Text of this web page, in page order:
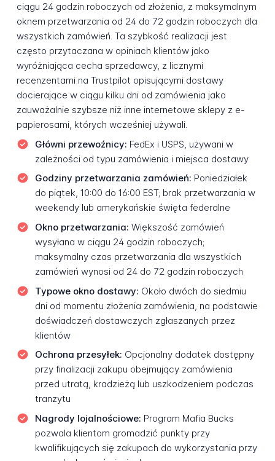
ciągu 24 godzin roboczych od złożenia, z maksymalnym
oknem przetwarzania od 24 do 72 godzin roboczych dla
wszystkich zamówień. Ta szybkość realizacji jest
często przytaczana w opiniach klientów jako
wyróżniająca cecha sprzedawcy, z licznymi
recenzentami na Trustpilot opisującymi dostawy
docierające w ciągu kilku dni od zamówienia jako
zauważalnie szybsze niż inne internetowe sklepy z e-
papierosami, których wcześniej używali.
Główni przewoźnicy: FedEx i USPS, używani w
zależności od typu zamówienia i miejsca dostawy
Godziny przetwarzania zamówień: Poniedziałek
do piątek, 10:00 do 16:00 EST; brak przetwarzania w
weekendy lub amerykańskie święta federalne
Okno przetwarzania: Większość zamówień
wysyłana w ciągu 24 godzin roboczych;
maksymalny czas przetwarzania dla wszystkich
zamówień wynosi od 24 do 72 godzin roboczych
Typowe okno dostawy: Około dwóch do siedmiu
dni od momentu złożenia zamówienia, na podstawie
doświadczeń dostawczych zgłaszanych przez
klientów
Ochrona przesyłek: Opcjonalny dodatek dostępny
przy finalizacji zakupu obejmujący zamówienia
przed utratą, kradzieżą lub uszkodzeniem podczas
tranzytu
Nagrody lojalnościowe: Program Mafia Bucks
pozwala klientom gromadzić punkty przy
kwalifikujących się zakupach do wykorzystania przy